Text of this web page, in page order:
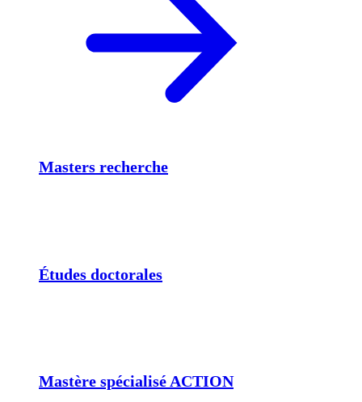
Masters recherche
Études doctorales
Mastère spécialisé ACTION